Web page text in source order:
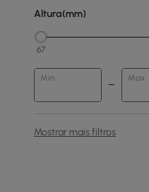
Altura(mm)
67
Min Max
Mostrar mais filtros